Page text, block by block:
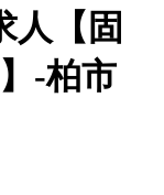
人【固
-柏市